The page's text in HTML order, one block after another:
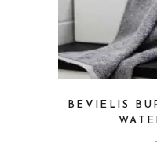
BEVIELIS